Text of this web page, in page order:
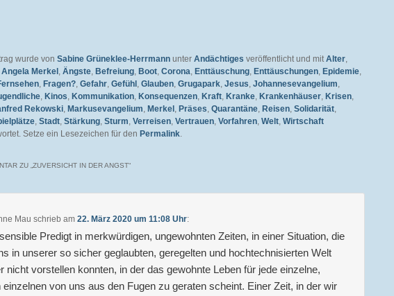
wurde von Sabine Grüneklee-Herrmannunter Andächtiges veröffentlicht und mit Alter,
Angela Merkel, Ängste, Befreiung, Boot, Corona Enttäuschung, Enttäuschungen, Epidemie,
, Fragen?, Gefahr, Gefühl, Glauben, Grugapark, Jesus Johannesevangelium
, Kinos Kommunikation, Konsequenzen, Kraft, Kranke, Krankenhäuser, Krisen,
Rekowski, Markusevangelium Merkel, Präses Quarantäne, Reisen, Solidarität,
, Stadt, Stärkung, Sturm Verreisen, Vertrauen, Vorfahren, Welt, Wirtschaft
Setze ein Lesezeichen für den Permalink.
ZU „ ZUVERSICHT IN DER ANGST“
Mau schrieb am22. März 2020 um 11:08 Uhr:
Predigt in merkwürdigen, ungewohnten Zeiten, in einer Situation, die
in unserer so sicher geglaubten, geregelten und hochtechnisierten Welt
nicht vorstellen konnten, in der das gewohnte Leben für jede einzelne,
einzelnen von uns aus den Fugen zu geraten scheint. Einer Zeit, in der wir